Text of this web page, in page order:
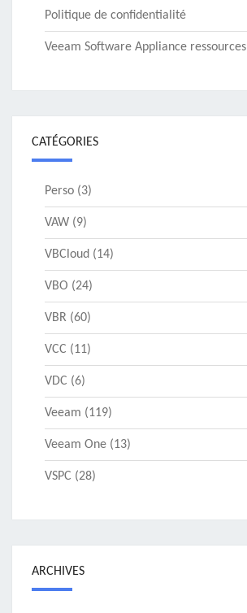
Politique de confidentialité
Veeam Software Appliance ressources
CATÉGORIES
Perso (3)
VAW (9)
VBCloud (14)
VBO (24)
VBR (60)
VCC (11)
VDC (6)
Veeam (119)
Veeam One (13)
VSPC (28)
ARCHIVES